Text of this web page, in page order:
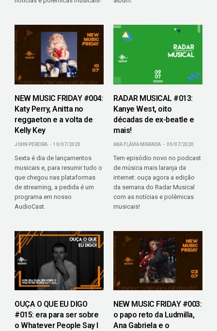
NEW MUSIC FRIDAY #004:
Katy Perry, Anitta no
reggaeton e a volta de
Kelly Key
JOHN PEREIRA 10/07/2020
Sexta é dia de lançamentos
musicais e, para resumir tudo o
que chegou nas plataformas
de streaming, a pedida é um
programa em nosso
AudioCast.
RADAR MUSICAL #013:
Kanye West, oito
décadas de ex-beatle e
mais!
ANA FLÁVIA MIRANDA 09/07/2020
Tem episódio novo no podcast
de música mais laranja da
internet: ouça agora a edição
da semana do Radar Musical
com as notícias e polêmicas
musicais!
OUÇA O QUE EU DIGO
#015: era para ser sobre
o Whatever People Say I
NEW MUSIC FRIDAY #003:
o papo reto da Ludmilla,
Ana Gabriela e o